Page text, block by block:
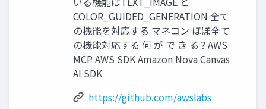
COLOR_GUIDED_GENERATION 全て
の機能を対応する マネコン ほぼ全て
の機能対応する 何 が で き る ? AWS
MCP AWS SDK Amazon Nova Canvas
AI SDK
https://github.com/awslabs